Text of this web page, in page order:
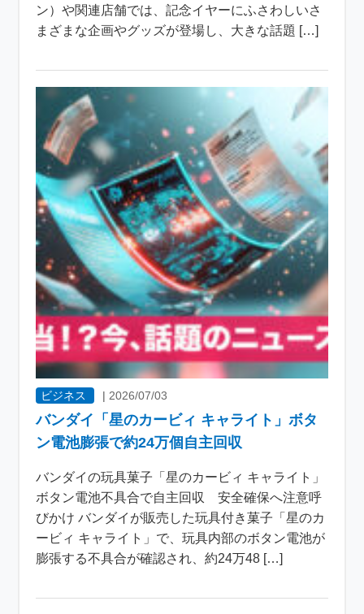
ン）や関連店舗では、記念イヤーにふさわしいさ
まざまな企画やグッズが登場し、大きな話題 […]
ビジネス |2026/07/03
バンダイ「星のカービィ キャライト」ボタ
ン電池膨張で約24万個自主回収
バンダイの玩具菓子「星のカービィ キャライト」
ボタン電池不具合で自主回収 安全確保へ注意呼
びかけ バンダイが販売した玩具付き菓子「星のカ
ービィ キャライト」で、玩具内部のボタン電池が
膨張する不具合が確認され、約24万48 […]